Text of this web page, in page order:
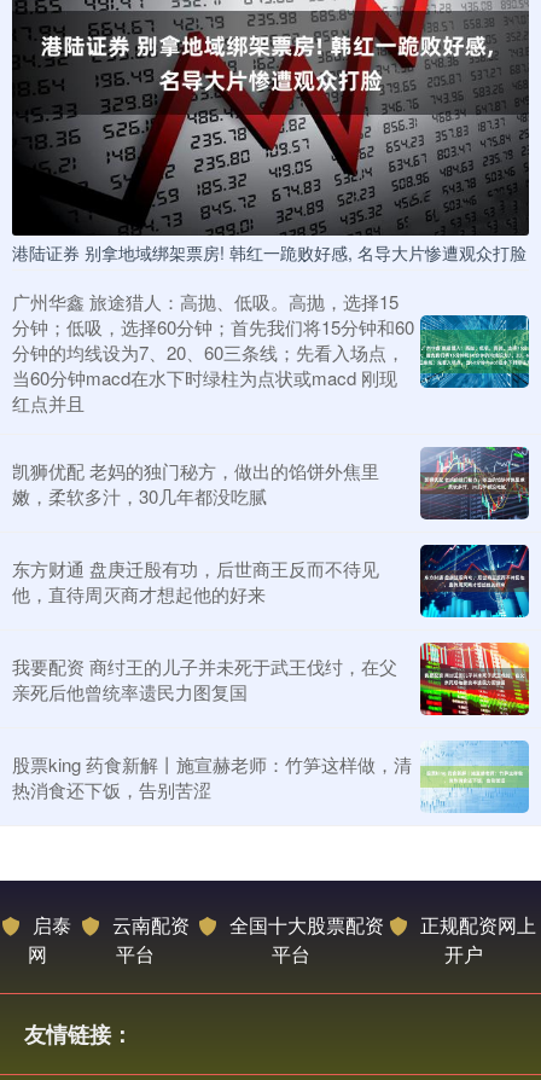
港陆证券 别拿地域绑架票房! 韩红一跪败好感, 名导大片惨遭观众打脸
广州华鑫 旅途猎人：高抛、低吸。高抛，选择15
分钟；低吸，选择60分钟；首先我们将15分钟和60
分钟的均线设为7、20、60三条线；先看入场点，
当60分钟macd在水下时绿柱为点状或macd 刚现
红点并且
凯狮优配 老妈的独门秘方，做出的馅饼外焦里
嫩，柔软多汁，30几年都没吃腻
东方财通 盘庚迁殷有功，后世商王反而不待见
他，直待周灭商才想起他的好来
我要配资 商纣王的儿子并未死于武王伐纣，在父
亲死后他曾统率遗民力图复国
股票king 药食新解丨施宣赫老师：竹笋这样做，清
热消食还下饭，告别苦涩
启泰
网
云南配资
平台
全国十大股票配资
平台
正规配资网上
开户
友情链接：